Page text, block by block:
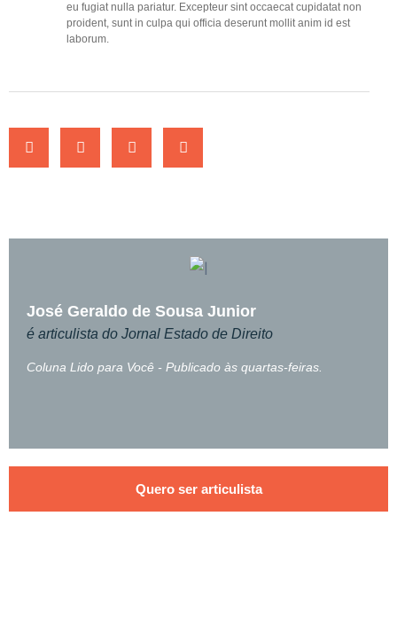
eu fugiat nulla pariatur. Excepteur sint occaecat cupidatat non
proident, sunt in culpa qui officia deserunt mollit anim id est
laborum.
Coluna Lido para Você - Publicado às quartas-feiras.
José Geraldo de Sousa Junior
é articulista do Jornal Estado de Direito
Quero ser articulista